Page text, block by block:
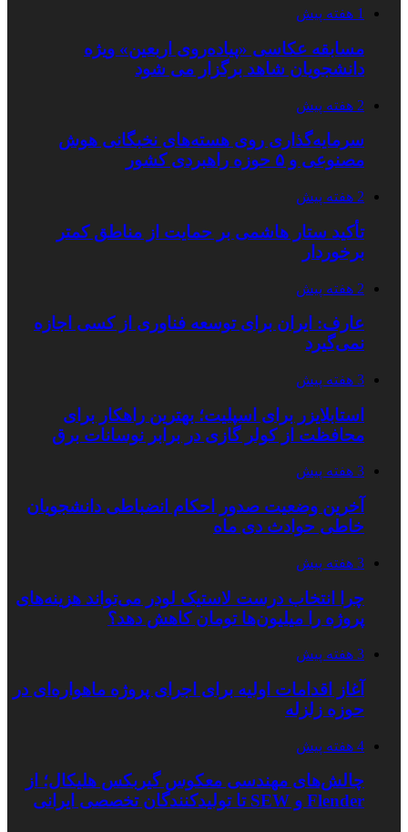
1 هفته پیش
مسابقه عکاسی «پیاده‌روی اربعین» ویژه
دانشجویان شاهد برگزار می شود
2 هفته پیش
سرمایه‌گذاری روی هسته‌های نخبگانی هوش
مصنوعی و ۵ حوزه راهبردی کشور
2 هفته پیش
تأکید ستار هاشمی بر حمایت از مناطق کمتر
برخوردار
2 هفته پیش
عارف: ایران برای توسعه فناوری از کسی اجازه
نمی‌گیرد
3 هفته پیش
استابلایزر برای اسپلیت؛ بهترین راهکار برای
محافظت از کولر گازی در برابر نوسانات برق
3 هفته پیش
آخرین وضعیت صدور احکام انضباطی دانشجویان
خاطی حوادث دی ماه
3 هفته پیش
چرا انتخاب درست لاستیک لودر می‌تواند هزینه‌های
پروژه را میلیون‌ها تومان کاهش دهد؟
3 هفته پیش
آغاز اقدامات اولیه برای اجرای پروژه ماهواره‌ای در
حوزه زلزله
4 هفته پیش
چالش‌های مهندسی معکوس گیربکس هلیکال؛ از
Flender و SEW تا تولیدکنندگان تخصصی ایرانی